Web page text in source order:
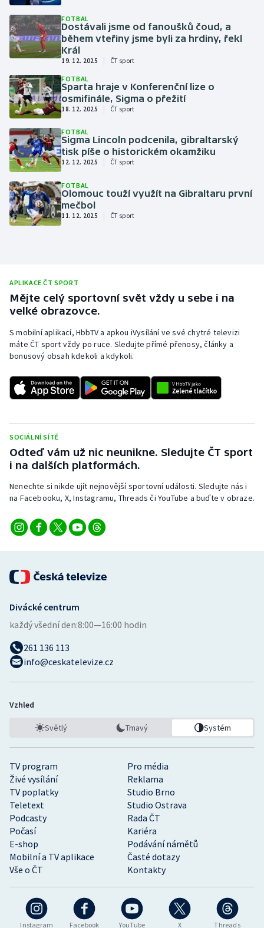
Krasobruslení
Lezení
Moderní pětiboj
Motorsport
Olympijské hry
Parasport
Plavání
Rychlobruslení
Short track
Sportovní střelba
Triatlon
Veslování
Vodní slalom
Volejbal
Ostatní
FOTBAL
Dostávali jsme od fanoušků čoud, a
během vteřiny jsme byli za hrdiny, řekl
Král
19. 12. 2025 ČT sport
FOTBAL
Sparta hraje v Konferenční lize o
osmifinále, Sigma o přežití
18. 12. 2025 ČT sport
FOTBAL
Sigma Lincoln podcenila, gibraltarský
tisk píše o historickém okamžiku
12. 12. 2025 ČT sport
FOTBAL
Olomouc touží využít na Gibraltaru první
mečbol
11. 12. 2025 ČT sport
APLIKACE ČT SPORT
Mějte celý sportovní svět vždy u sebe i na
velké obrazovce.
S mobilní aplikací, HbbTV a apkou iVysílání ve své chytré televizi
máte ČT sport vždy po ruce. Sledujte přímé přenosy, články a
bonusový obsah kdekoli a kdykoli.
SOCIÁLNÍ SÍTĚ
Odteď vám už nic neunikne. Sledujte ČT sport
i na dalších platformách.
Nenechte si nikde ujít nejnovější sportovní události. Sledujte nás i
na Facebooku, X, Instagramu, Threads či YouTube a buďte v obraze.
Instagram Facebook YouTube X Threads
TV program
Pro média
Živé vysílání
Reklama
TV poplatky
Studio Brno
Teletext
Studio Ostrava
Podcasty
Rada ČT
Počasí
Kariéra
E-shop
Podávání námětů
Mobilní a TV aplikace
Časté dotazy
Vše o ČT
Kontakty
Divácké centrum
každý všední den:8:00—16:00 hodin
261 136 113
info@ceskatelevize.cz
Vzhled
Světlý Tmavý Systém